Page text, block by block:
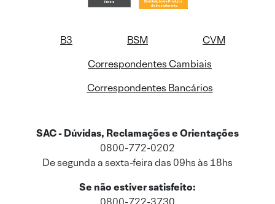
B3 BSM
CVM
Correspondentes Cambiais
Correspondentes Bancários
SAC - Dúvidas, Reclamações e Orientações
0800-772-0202
De segunda a sexta-feira das 09hs às 18hs
Se não estiver satisfeito: